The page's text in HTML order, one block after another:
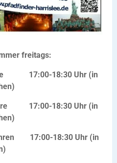
freitags:
17:00-18:30 Uhr (in
17:00-18:30 Uhr (in
17:00-18:30 Uhr (in